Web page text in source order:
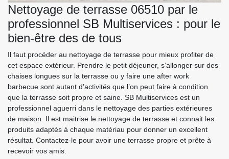
Nettoyage de terrasse 06510 par le
professionnel SB Multiservices : pour le
bien-être des de tous
Il faut procéder au nettoyage de terrasse pour mieux profiter de
cet espace extérieur. Prendre le petit déjeuner, s’allonger sur des
chaises longues sur la terrasse ou y faire une after work
barbecue sont autant d’activités que l’on peut faire à condition
que la terrasse soit propre et saine. SB Multiservices est un
professionnel aguerri dans le nettoyage des parties extérieures
de maison. Il est maitrise le nettoyage de terrasse et connait les
produits adaptés à chaque matériau pour donner un excellent
résultat. Contactez-le pour avoir une terrasse propre et prête à
recevoir vos amis.